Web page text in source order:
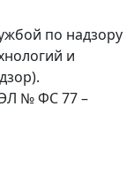
по надзору
и
№ ФС 77 –